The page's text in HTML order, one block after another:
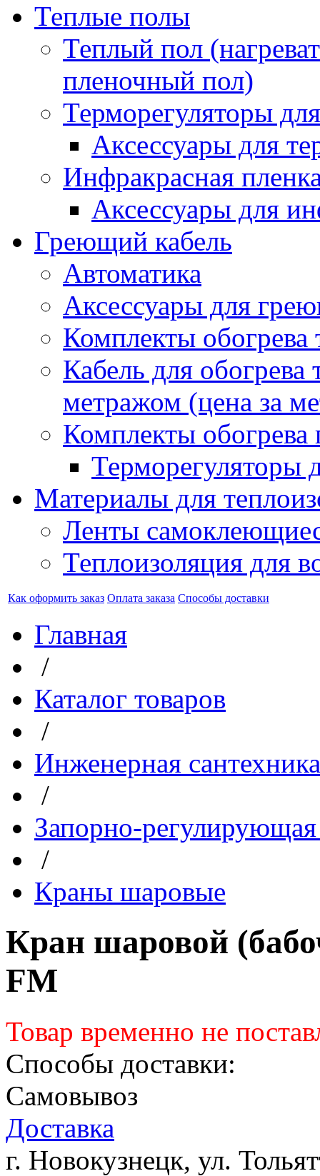
Теплые полы
Теплый пол
пленочный пол)
Терморегуляторы
Аксессуары для
Инфракрасная
Аксессуары для
Греющий кабель
Автоматика
Аксессуары для
Комплекты обогрева
Кабель для обогрева
метражом (цена за
Комплекты обогрева
Терморегуляторы
Материалы для
Ленты
Теплоизоляция для
Как оформить заказ Оплата заказа Способы доставки
Главная
/
Каталог товаров
/
Инженерная сантехника
/
Запорно-регулирующая
/
Краны шаровые
Кран шаровой
FM
Товар временно не
Способы доставки:
Самовывоз
Доставка
г. Новокузнецк, ул.